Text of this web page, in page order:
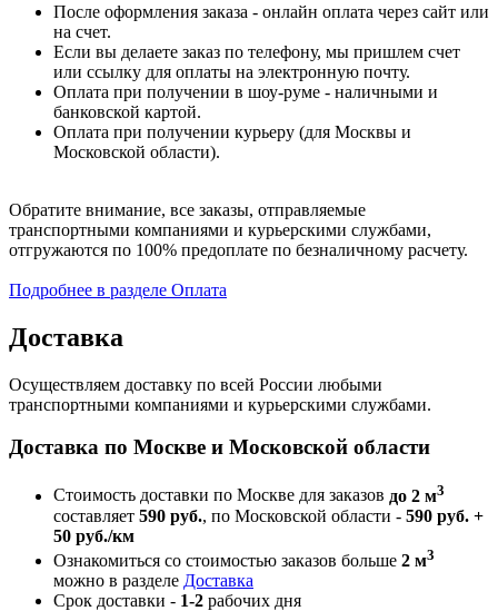
После оформления заказа - онлайн оплата через сайт или
на счет.
Если вы делаете заказ по телефону, мы пришлем счет
или ссылку для оплаты на электронную почту.
Оплата при получении в шоу-руме - наличными и
банковской картой.
Оплата при получении курьеру (для Москвы и
Московской области).
Обратите внимание, все заказы, отправляемые
транспортными компаниями и курьерскими службами,
отгружаются по 100% предоплате по безналичному расчету.
Подробнее в разделе Оплата
Доставка
Осуществляем доставку по всей России любыми
транспортными компаниями и курьерскими службами.
Доставка по Москве и Московской области
Стоимость доставки по Москве для заказов до 2 м3
составляет 590 руб., по Московской области - 590 руб. +
50 руб./км
Ознакомиться со стоимостью заказов больше 2 м3
можно в разделе Доставка
Срок доставки - 1-2 рабочих дня